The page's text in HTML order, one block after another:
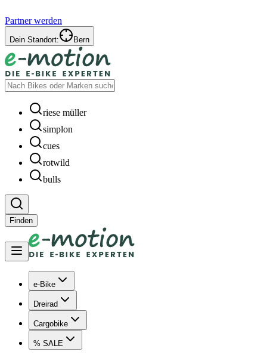
Partner werden
Dein Standort: Bern
riese müller
simplon
cues
rotwild
bulls
Finden
e-Bike
Dreirad
Cargobike
% SALE